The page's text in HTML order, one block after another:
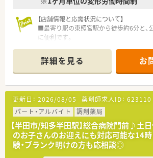
【店舗情報と応需状況について】
■最寄り駅の東照宮駅から徒歩約6分と、
に便利です。
す。
■薬剤師は常勤2名、事務スタッフ2名が
制です。
【法人特徴について】
■宮城県と岩手県で地域に根差した調剤
ています。
■訪問看護や居宅介護支援事業も運営して
進します。
■今後2～3年で10～15店舗への拡大を目
す。
詳細を見る お
更新日： 2026/08/05 薬剤師求人ID： 623110
パート・アルバイト
調剤薬局
【半田市/知多半田駅】総合病院門前♪土
のお子さんのお迎えにも対応可能な14
験・ブランク明けの方も応相談◎